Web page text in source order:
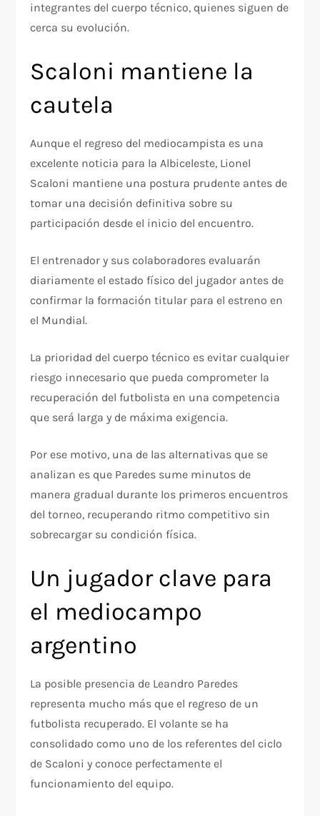
integrantes del cuerpo técnico, quienes siguen de
cerca su evolución.
Scaloni mantiene la
cautela
Aunque el regreso del mediocampista es una
excelente noticia para la Albiceleste, Lionel
Scaloni mantiene una postura prudente antes de
tomar una decisión definitiva sobre su
participación desde el inicio del encuentro.
El entrenador y sus colaboradores evaluarán
diariamente el estado físico del jugador antes de
confirmar la formación titular para el estreno en
el Mundial.
La prioridad del cuerpo técnico es evitar cualquier
riesgo innecesario que pueda comprometer la
recuperación del futbolista en una competencia
que será larga y de máxima exigencia.
Por ese motivo, una de las alternativas que se
analizan es que Paredes sume minutos de
manera gradual durante los primeros encuentros
del torneo, recuperando ritmo competitivo sin
sobrecargar su condición física.
Un jugador clave para
el mediocampo
argentino
La posible presencia de Leandro Paredes
representa mucho más que el regreso de un
futbolista recuperado. El volante se ha
consolidado como uno de los referentes del ciclo
de Scaloni y conoce perfectamente el
funcionamiento del equipo.